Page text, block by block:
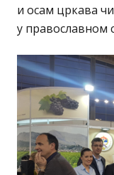
и осам цркава
у православном